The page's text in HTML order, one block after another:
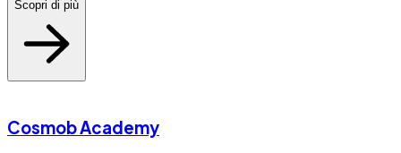
Scopri di più
Cosmob Academy